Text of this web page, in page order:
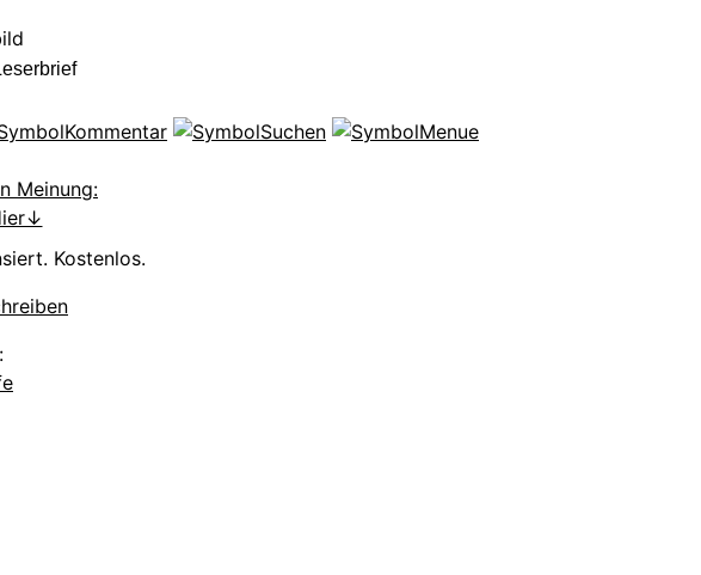
Meinung:
Kostenlos.